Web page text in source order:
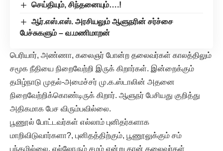
செய்தியும், சிந்தனையும்….!
ஆர்.எஸ்.எஸ். அரசியலும் ஆளுநரின் சர்ச்சை
பேச்சுகளும் – வ.மணிமாறன்
பெரியார், அண்ணா, கலைஞர் போன்ற தலைவர்கள் காலத்திலும்
சமூக நீதியை நிறைவேற்றி இருக் கிறார்கள். இன்றைக்கும்
தமிழ்நாடு முதல்-அமைச்சர் மு.க.ஸ்டாலின் அதனை
நிறைவேற்றிக்கொண்டிருக் கிறார். ஆளுநர் பேசியது குறித்து
அதிகமாக பேச விரும்பவில்லை.
பூணூல் போட்டவர்கள் எல்லாம் புனிதர்களாக
மாறிவிடுவார்களா?, புனிதத்திற்கும், பூணூலுக்கும் சம்
பந்தமில்லை. எல்லோரும் சமம் என்று தான் தலைவர்கள்